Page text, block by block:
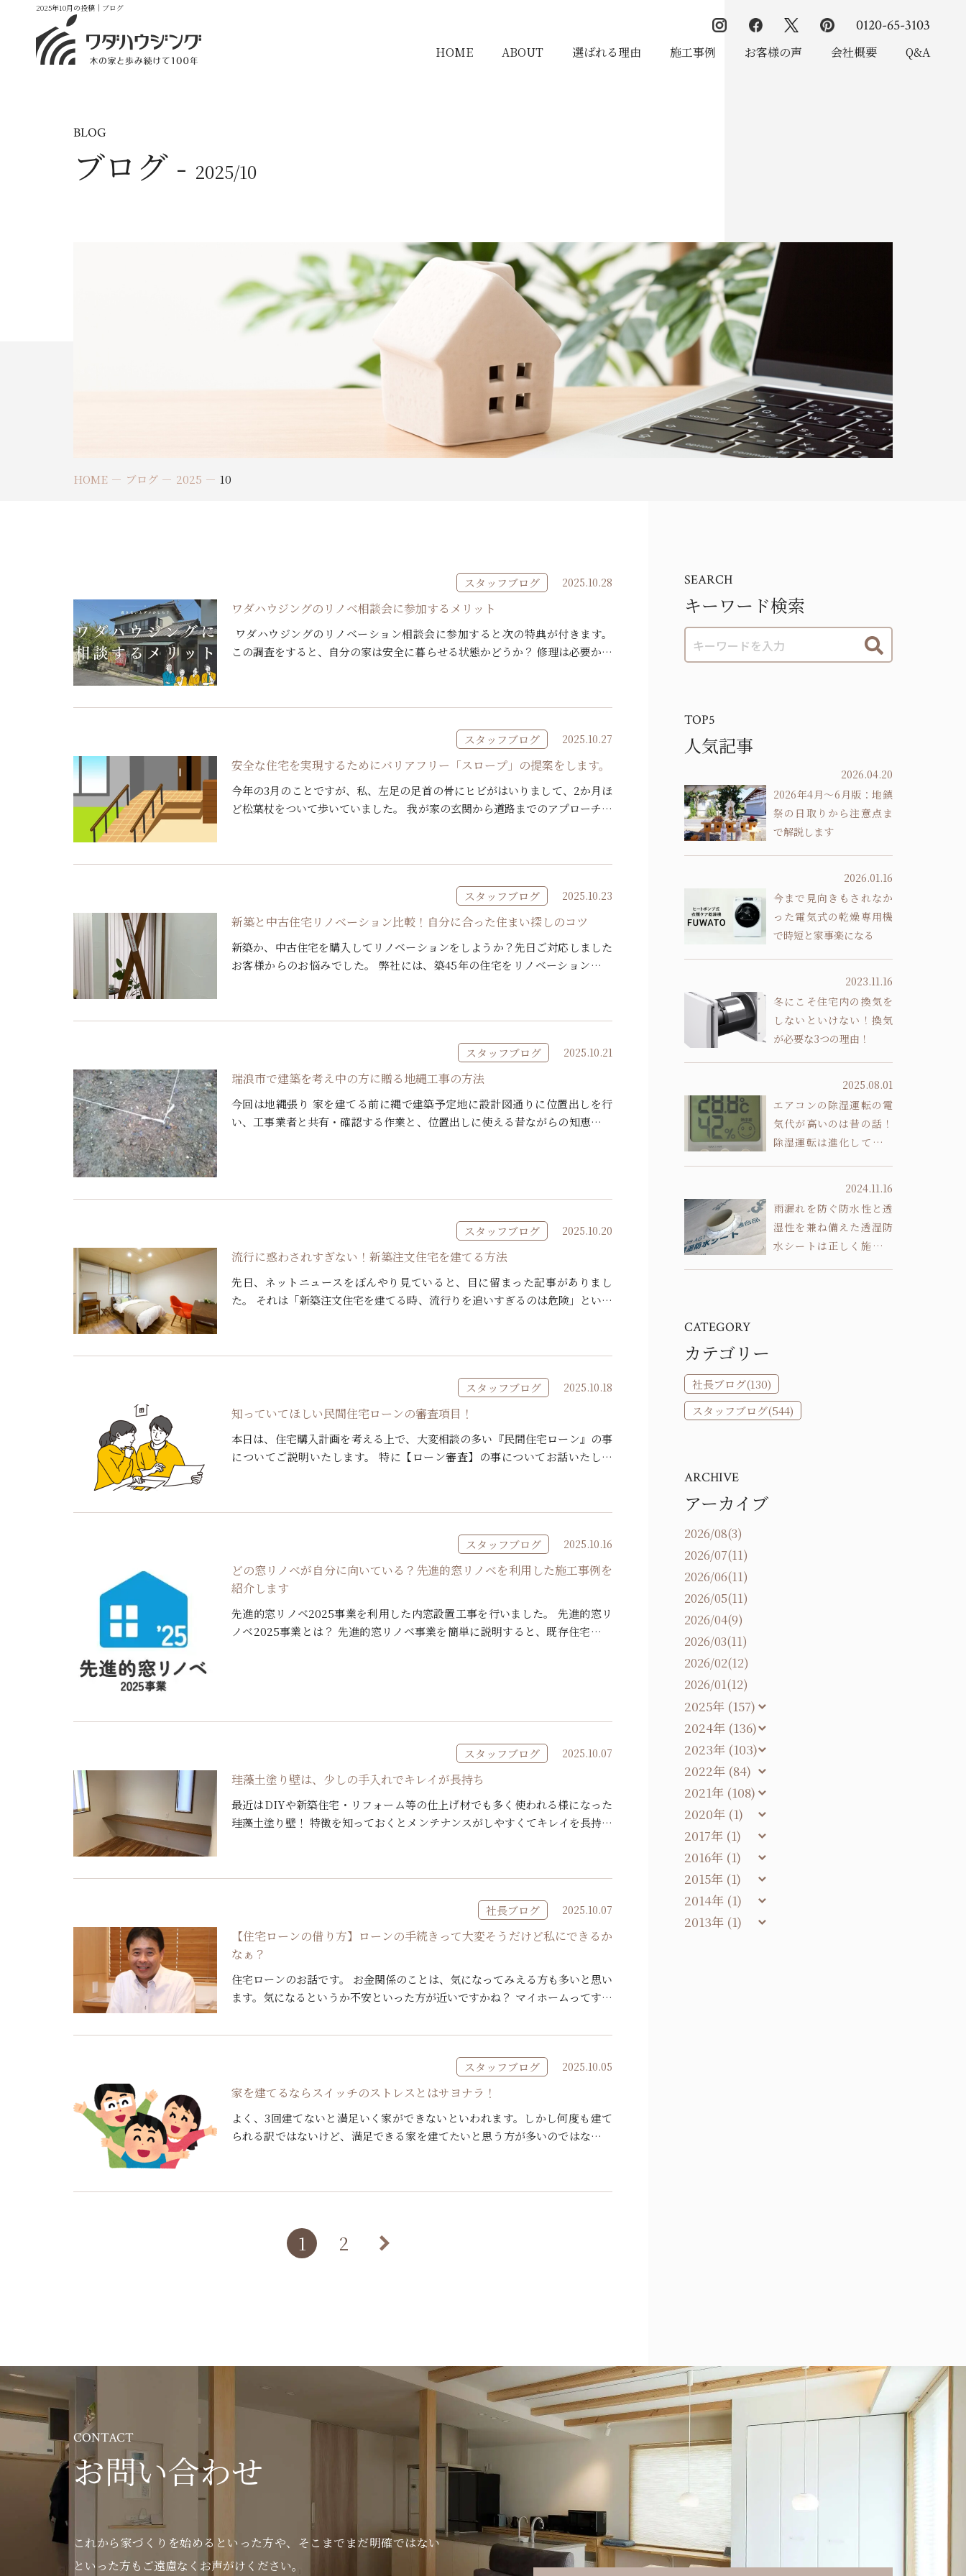
2025年10月の投稿｜ブログ
0120-65-3103
HOME ABOUT 選ばれる理由 施工事例 お客様の声 会社概要 Q&A
BLOG
ブログ - 2025/10
HOME ブログ 2025 10
スタッフブログ 2025.10.28
ワダハウジングのリノベ相談会に参加するメリット
ワダハウジングのリノベーション相談会に参加すると次の特典が付きます。
この調査をすると、自分の家は安全に暮らせる状態かどうか？ 修理は必要かど
スタッフブログ 2025.10.27
安全な住宅を実現するためにバリアフリー「スロープ」の提案をします。
今年の3月のことですが、私、左足の足首の骨にヒビがはいりまして、2か月ほ
ど松葉杖をついて歩いていました。 我が家の玄関から道路までのアプローチは
スタッフブログ 2025.10.23
新築と中古住宅リノベーション比較！自分に合った住まい探しのコツ
新築か、中古住宅を購入してリノベーションをしようか？先日ご対応しました
お客様からのお悩みでした。 弊社には、築45年の住宅をリノベーションして
スタッフブログ 2025.10.21
瑞浪市で建築を考え中の方に贈る地縄工事の方法
今回は地縄張り 家を建てる前に縄で建築予定地に設計図通りに位置出しを行
い、工事業者と共有・確認する作業と、位置出しに使える昔ながらの知恵を紹
スタッフブログ 2025.10.20
流行に惑わされすぎない！新築注文住宅を建てる方法
先日、ネットニュースをぼんやり見ていると、目に留まった記事がありまし
た。 それは「新築注文住宅を建てる時、流行りを追いすぎるのは危険」という
スタッフブログ 2025.10.18
知っていてほしい民間住宅ローンの審査項目！
本日は、住宅購入計画を考える上で、大変相談の多い『民間住宅ローン』の事
についてご説明いたします。 特に【ローン審査】の事についてお話いたしま
スタッフブログ 2025.10.16
どの窓リノベが自分に向いている？先進的窓リノベを利用した施工事例を
紹介します
先進的窓リノベ2025事業を利用した内窓設置工事を行いました。 先進的窓リ
ノベ2025事業とは？ 先進的窓リノベ事業を簡単に説明すると、既存住宅の窓
スタッフブログ 2025.10.07
珪藻土塗り壁は、少しの手入れでキレイが長持ち
最近はDIYや新築住宅・リフォーム等の仕上げ材でも多く使われる様になった
珪藻土塗り壁！ 特徴を知っておくとメンテナンスがしやすくてキレイを長持ち
社長ブログ 2025.10.07
【住宅ローンの借り方】ローンの手続きって大変そうだけど私にできるか
なぁ？
住宅ローンのお話です。 お金関係のことは、気になってみえる方も多いと思い
ます。気になるというか不安といった方が近いですかね？ マイホームってすご
くわず […]
スタッフブログ 2025.10.05
家を建てるならスイッチのストレスとはサヨナラ！
よく、3回建てないと満足いく家ができないといわれます。しかし何度も建て
られる訳ではないけど、満足できる家を建てたいと思う方が多いのではないで
1 2
SEARCH
キーワード検索
TOP5
人気記事
2026.04.20
2026年4月～6月版：地鎮
祭の日取りから注意点ま
で解説します
2026.01.16
今まで見向きもされなか
った電気式の乾燥専用機
で時短と家事楽になる
2023.11.16
冬にこそ住宅内の換気を
しないといけない！換気
が必要な3つの理由！
2025.08.01
エアコンの除湿運転の電
気代が高いのは昔の話！
除湿運転は進化していま
2024.11.16
雨漏れを防ぐ防水性と透
湿性を兼ね備えた透湿防
水シートは正しく施工し
CATEGORY
カテゴリー
社長ブログ(130)
スタッフブログ(544)
ARCHIVE
アーカイブ
2026/08(3)
2026/07(11)
2026/06(11)
2026/05(11)
2026/04(9)
2026/03(11)
2026/02(12)
2026/01(12)
2025年 (157)
2024年 (136)
2023年 (103)
2022年 (84)
2021年 (108)
2020年 (1)
2017年 (1)
2016年 (1)
2015年 (1)
2014年 (1)
2013年 (1)
CONTACT
お問い合わせ
これから家づくりを始めるといった方や、 そこまでまだ明確ではない
といった方もご遠慮なくお声がけください。